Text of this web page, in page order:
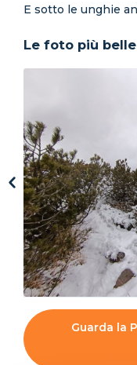
E sotto le unghie
Le foto più belle
Guarda la